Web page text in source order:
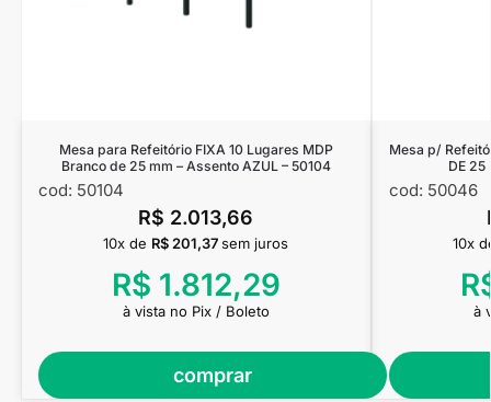
Mesa para Refeitório FIXA 10 Lugares MDP
Branco de 25 mm – Assento AZUL – 50104
cod: 50104
R$ 2.013,66
comprar
10x de R$ 201,37 sem juros
R$ 1.812,29
à vista no Pix / Boleto
Mesa p/
DE 25
cod: 50046
10x
à